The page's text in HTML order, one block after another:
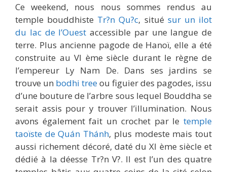
Ce weekend, nous nous sommes rendus au
temple bouddhiste Tr?n Qu?c, situé sur un ilot
du lac de l’Ouest accessible par une langue de
terre. Plus ancienne pagode de Hanoï, elle a été
construite au VI ème siècle durant le règne de
l’empereur Ly Nam De. Dans ses jardins se
trouve un bodhi treeou figuier des pagodes, issu
d’une bouture de l’arbre sous lequel Bouddha se
serait assis pour y trouver l’illumination. Nous
avons également fait un crochet par le temple
taoïste de Quán Thánh, plus modeste mais tout
aussi richement décoré, daté du XI ème siècle et
dédié à la déesse Tr?n V?. Il est l’un des quatre